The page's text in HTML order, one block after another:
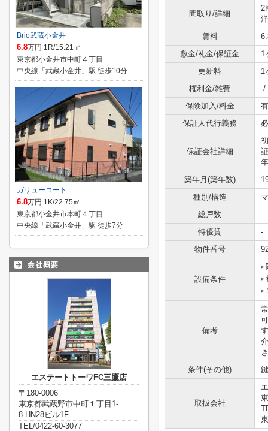
間取り/詳細
賃料
敷金/礼金/保証金
1
更新料
1
権利金/雑費
-/-
保険加入/料金
保証人代行義務
保証会社詳細
築年月(築年数)
種別/構造
総戸数
-
特優賃
-
物件番号
設備条件
備考
条件(その他)
取扱会社
Brio武蔵小金井
6.8万円 1R/15.21㎡
東京都小金井市中町４丁目
中央線「武蔵小金井」駅 徒歩10分
ガリューコート
6.8万円 1K/22.75㎡
東京都小金井市本町４丁目
中央線「武蔵小金井」駅 徒歩7分
エステートトーワFC三鷹店
〒180-0006
東京都武蔵野市中町１丁目1-
8 HN28ビル1F
TEL/0422-60-3077